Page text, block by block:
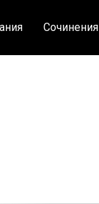
Сочинения